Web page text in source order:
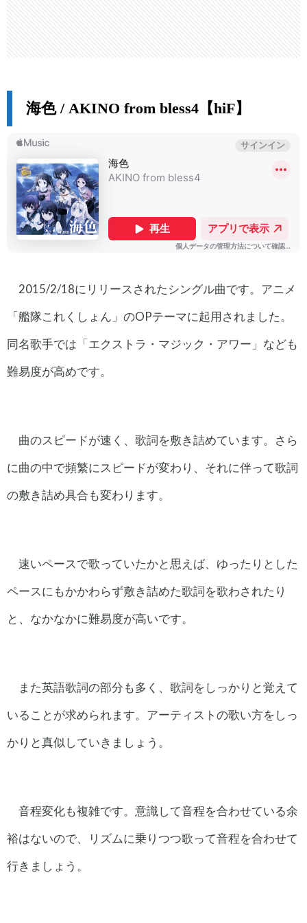
海色 / AKINO from bless4【hiF】
2015/2/18にリリースされたシングル曲です。アニメ
「艦隊これくしょん」のOPテーマに起用されました。
同名歌手では「エクストラ・マジック・アワー」なども
難易度が高めです。
曲のスピードが速く、歌詞を敷き詰めています。さら
に曲の中で頻繁にスピードが変わり、それに伴って歌詞
の敷き詰め具合も変わります。
速いペースで歌っていたかと思えば、ゆったりとした
ペースにもかかわらず敷き詰めた歌詞を歌わされたり
と、なかなかに難易度が高いです。
また英語歌詞の部分も多く、歌詞をしっかりと覚えて
いることが求められます。アーティストの歌い方をしっ
かりと真似していきましょう。
音程変化も複雑です。意識して音程を合わせている余
裕はないので、リズムに乗りつつ歌って音程を合わせて
行きましょう。